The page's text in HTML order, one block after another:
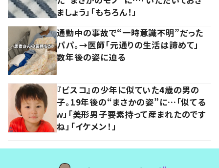
ましょう」「もちろん！」
通勤中の事故で“一時意識不明”だった
パパ。→医師「元通りの生活は諦めて」
数年後の姿に迫る
『ビスコ』の少年に似ていた4歳の男の
子。19年後の“まさかの姿”に…「似てる
ｗ」「美形男子要素持って産まれたのです
ね」「イケメン！」